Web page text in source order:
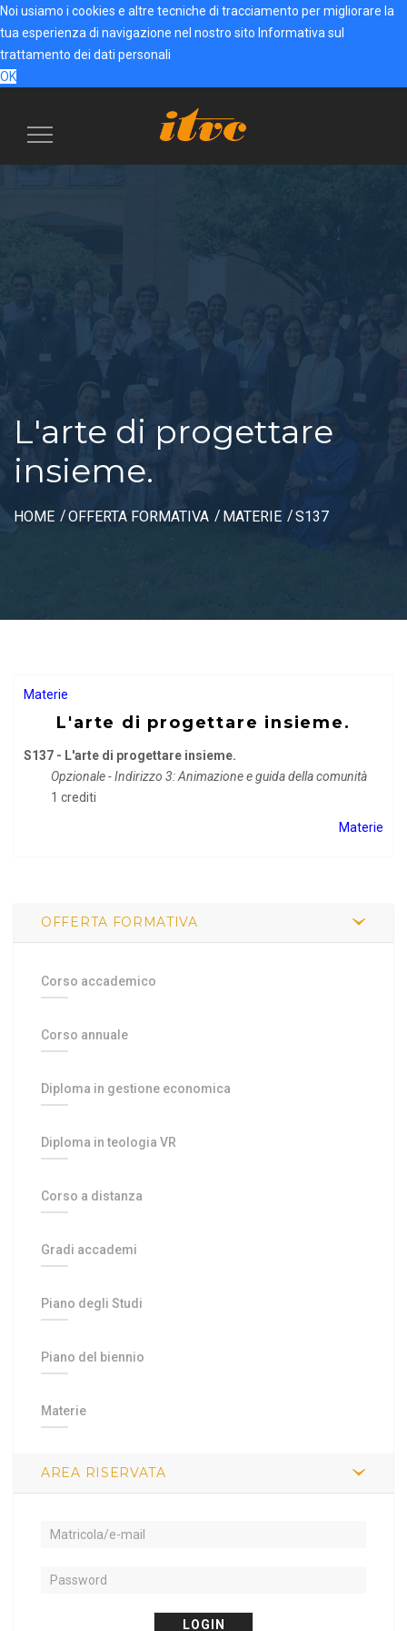
Noi usiamo i cookies e altre tecniche di tracciamento per migliorare la
tua esperienza di navigazione nel nostro sito Informativa sul
trattamento dei dati personali
OK
Menu
L′arte di progettare
insieme.
HOME OFFERTA FORMATIVA MATERIE S137
Materie
L′arte di progettare insieme.
S137 - L′arte di progettare insieme.
Opzionale - Indirizzo 3: Animazione e guida della comunità
1 crediti
Materie
OFFERTA FORMATIVA
Corso accademico
Corso annuale
Diploma in gestione economica
Diploma in teologia VR
Corso a distanza
Gradi accademi
Piano degli Studi
Piano del biennio
Materie
AREA RISERVATA
LOGIN